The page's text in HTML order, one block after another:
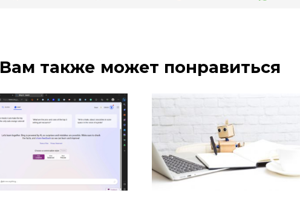
Вам также может понравиться